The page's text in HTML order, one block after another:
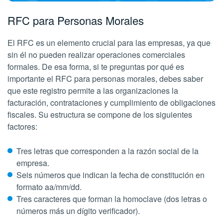
RFC para Personas Morales
El RFC es un elemento crucial para las empresas, ya que
sin él no pueden realizar operaciones comerciales
formales. De esa forma, si te preguntas por qué es
importante el RFC para personas morales, debes saber
que este registro permite a las organizaciones la
facturación, contrataciones y cumplimiento de obligaciones
fiscales. Su estructura se compone de los siguientes
factores:
Tres letras que corresponden a la razón social de la
empresa.
Seis números que indican la fecha de constitución en
formato aa/mm/dd.
Tres caracteres que forman la homoclave (dos letras o
números más un dígito verificador).